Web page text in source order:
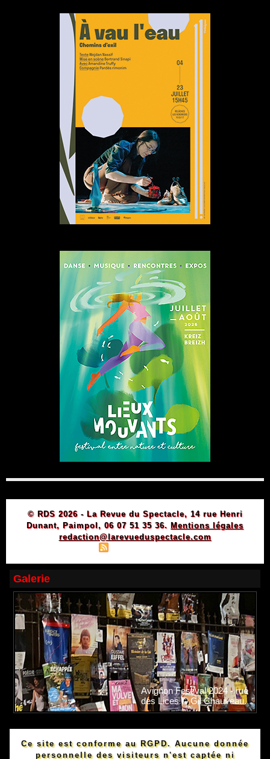
© RDS 2026 - La Revue du Spectacle, 14 rue Henri
Dunant, Paimpol, 06 07 51 35 36. Mentions légales
redaction@larevueduspectacle.com
Galerie
Avignon Festival 2024 - rue
des Lices © Gil Chauveau.
Ce site est conforme au RGPD. Aucune donnée
personnelle des visiteurs n'est captée ni